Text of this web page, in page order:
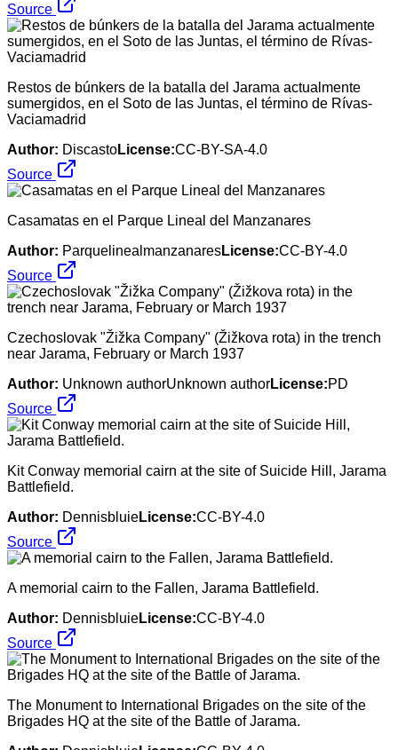
Source
Restos de búnkers de la batalla del Jarama actualmente
sumergidos, en el Soto de las Juntas, el término de Rívas-
Vaciamadrid
Author: DiscastoLicense:CC-BY-SA-4.0
Source
Casamatas en el Parque Lineal del Manzanares
Author: ParquelinealmanzanaresLicense:CC-BY-4.0
Source
Czechoslovak "Žižka Company" (Žižkova rota) in the trench
near Jarama, February or March 1937
Author: Unknown authorUnknown authorLicense:PD
Source
Kit Conway memorial cairn at the site of Suicide Hill, Jarama
Battlefield.
Author: DennisbluieLicense:CC-BY-4.0
Source
A memorial cairn to the Fallen, Jarama Battlefield.
Author: DennisbluieLicense:CC-BY-4.0
Source
The Monument to International Brigades on the site of the
Brigades HQ at the site of the Battle of Jarama.